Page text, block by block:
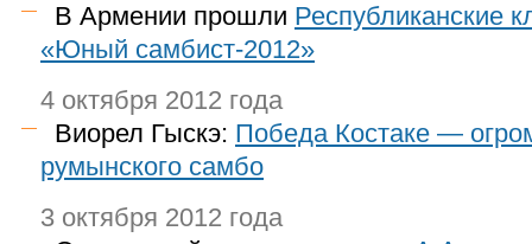
В Армении прошли Республиканские
«Юный самбист-2012»
4 октября 2012 года
Виорел Гыскэ: Победа Костаке —
румынского самбо
3 октября 2012 года